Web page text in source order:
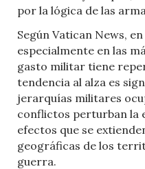
por la lógica de las
Según Vatican News,
especialmente en las
gasto militar tiene
tendencia al alza es
jerarquías militares
conflictos perturban la
efectos que se
geográficas de los
guerra.